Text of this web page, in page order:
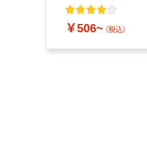
ロスタイルシリーズ
￥506~ （税込）